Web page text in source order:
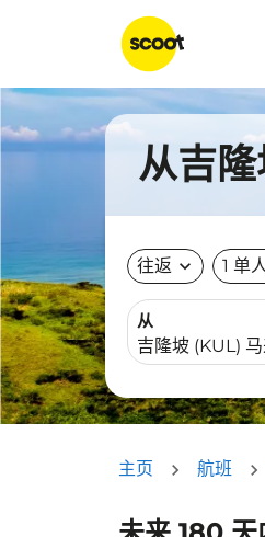
从吉
往返 expand_more 1 单
从
主页 航班
没有符合您的筛